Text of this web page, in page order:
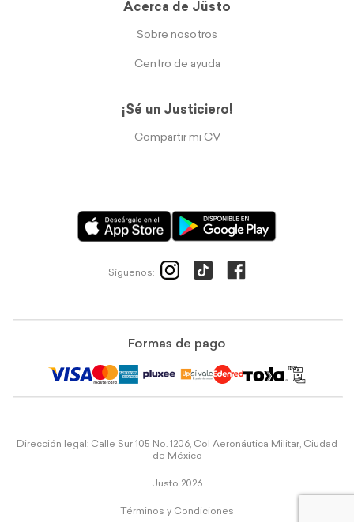
Acerca de Jüsto
Sobre nosotros
Centro de ayuda
¡Sé un Justiciero!
Compartir mi CV
Síguenos:
Formas de pago
Dirección legal: Calle Sur 105 No. 1206, Col Aeronáutica Militar, Ciudad
de México
Justo 2026
Términos y Condiciones